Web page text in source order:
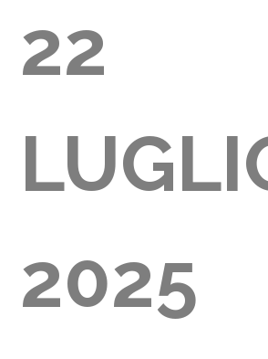
22
2025